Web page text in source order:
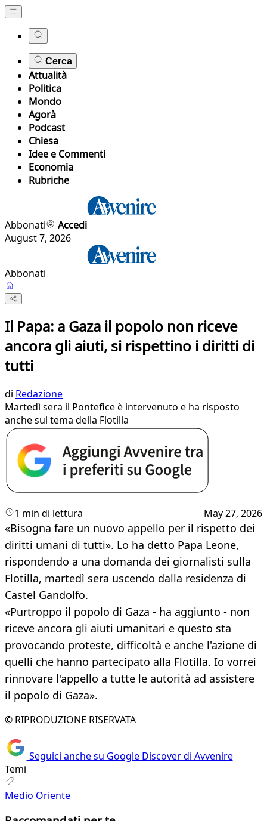
Cerca
Attualità
Politica
Mondo
Agorà
Podcast
Chiesa
Idee e Commenti
Economia
Rubriche
Abbonati
Accedi
August 7, 2026
Abbonati
Il Papa: a Gaza il popolo non riceve
ancora gli aiuti, si rispettino i diritti di
tutti
di Redazione
Martedì sera il Pontefice è intervenuto e ha risposto
anche sul tema della Flotilla
1 min di lettura May 27, 2026
«Bisogna fare un nuovo appello per il rispetto dei
diritti umani di tutti». Lo ha detto Papa Leone,
rispondendo a una domanda dei giornalisti sulla
Flotilla, martedì sera uscendo dalla residenza di
Castel Gandolfo.
«Purtroppo il popolo di Gaza - ha aggiunto - non
riceve ancora gli aiuti umanitari e questo sta
provocando proteste, difficoltà e anche l'azione di
quelli che hanno partecipato alla Flotilla. Io vorrei
rinnovare l'appello a tutte le autorità ad assistere
il popolo di Gaza».
© RIPRODUZIONE RISERVATA
Seguici anche su Google Discover di Avvenire
Temi
Medio Oriente